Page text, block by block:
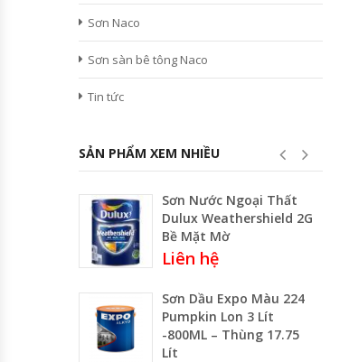
Sơn Naco
Sơn sàn bê tông Naco
Tin tức
SẢN PHẨM XEM NHIỀU
Sơn Nước Ngoại Thất
Dulux Weathershield 2G
Bề Mặt Mờ
Liên hệ
Sơn Dầu Expo Màu 224
Pumpkin Lon 3 Lít
-800ML – Thùng 17.75
Lít